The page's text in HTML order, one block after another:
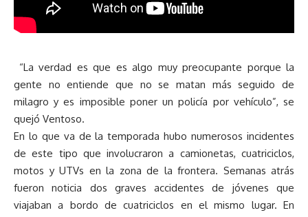
“La verdad es que es algo muy preocupante porque la
gente no entiende que no se matan más seguido de
milagro y es imposible poner un policía por vehículo”, se
quejó Ventoso.
En lo que va de la temporada hubo numerosos incidentes
de este tipo que involucraron a camionetas, cuatriciclos,
motos y UTVs en la zona de la frontera. Semanas atrás
fueron noticia dos graves accidentes de jóvenes que
viajaban a bordo de cuatriciclos en el mismo lugar. En